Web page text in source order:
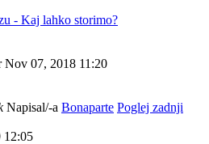
- Kaj lahko storimo?
Nov 07, 2018 11:20
Napisal/-a Bonaparte Poglej zadnji
12:05